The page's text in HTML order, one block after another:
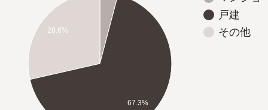
戸建
その他
28.6%
67.3%